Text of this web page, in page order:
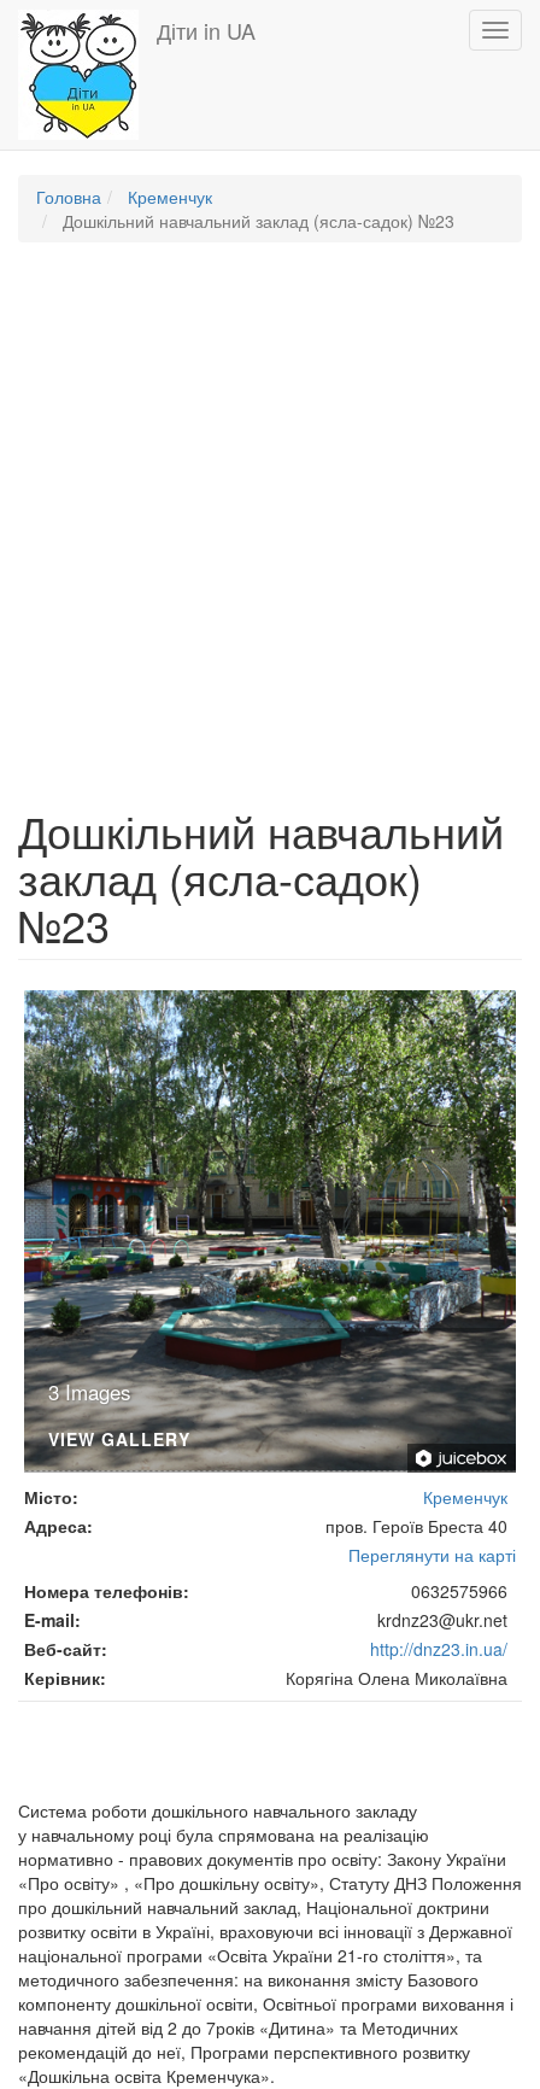
Перейти
основного
вмісту
Діти in UA
Головна
Кременчук
Дошкільний навчальний заклад (ясла-садок) №23
Дошкільний навчальний
заклад (ясла-садок)
№23
3 Images
VIEW GALLERY
Місто
Кременчук
Адреса
пров. Героїв Бреста 40
Переглянути на карті
Номера телефонів
0632575966
E-mail
krdnz23@ukr.net
Веб-сайт
http://dnz23.in.ua/
Керівник
Корягіна Олена Миколаївна
Система роботи дошкільного навчального закладу
у навчальному році була спрямована на реалізацію
нормативно - правових документів про освіту: Закону України
«Про освіту» , «Про дошкільну освіту», Статуту ДНЗ Положення
про дошкільний навчальний заклад, Національної доктрини
розвитку освіти в Україні, враховуючи всі інновації з Державної
національної програми «Освіта України 21-го століття», та
методичного забезпечення: на виконання змісту Базового
компоненту дошкільної освіти, Освітньої програми виховання і
навчання дітей від 2 до 7років «Дитина» та Методичних
рекомендацій до неї, Програми перспективного розвитку
«Дошкільна освіта Кременчука».